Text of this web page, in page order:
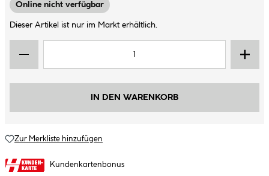
Online nicht verfügbar
Dieser Artikel ist nur im Markt erhältlich.
IN DEN WARENKORB
Zur Merkliste hinzufügen
Kundenkartenbonus